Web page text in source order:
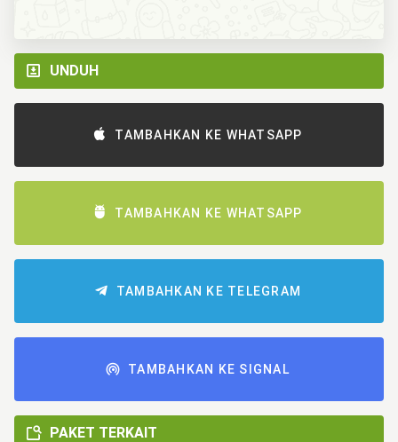
UNDUH
TAMBAHKAN KE WHATSAPP
TAMBAHKAN KE WHATSAPP
TAMBAHKAN KE TELEGRAM
TAMBAHKAN KE SIGNAL
PAKET TERKAIT